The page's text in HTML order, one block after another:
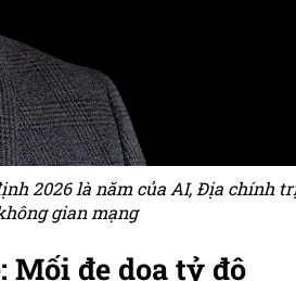
2026 là năm của AI, Địa chính
gian mạng
Mối đe dọa tỷ đô